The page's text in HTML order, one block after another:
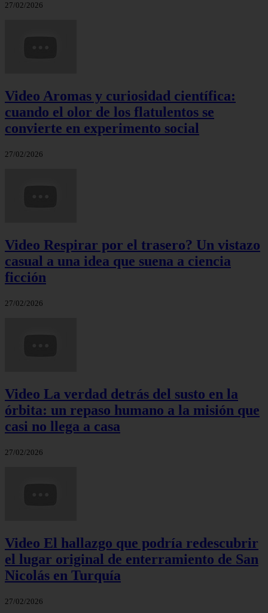
27/02/2026
Video Aromas y curiosidad científica:
cuando el olor de los flatulentos se
convierte en experimento social
27/02/2026
Video Respirar por el trasero? Un vistazo
casual a una idea que suena a ciencia
ficción
27/02/2026
Video La verdad detrás del susto en la
órbita: un repaso humano a la misión que
casi no llega a casa
27/02/2026
Video El hallazgo que podría redescubrir
el lugar original de enterramiento de San
Nicolás en Turquía
27/02/2026